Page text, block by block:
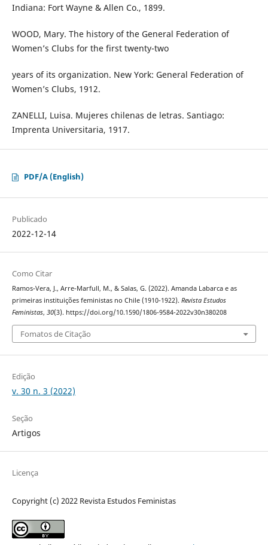
Indiana: Fort Wayne & Allen Co., 1899.
WOOD, Mary. The history of the General Federation of
Women’s Clubs for the first twenty-two
years of its organization. New York: General Federation of
Women’s Clubs, 1912.
ZANELLI, Luisa. Mujeres chilenas de letras. Santiago:
Imprenta Universitaria, 1917.
PDF/A (English)
Publicado
2022-12-14
Como Citar
Ramos-Vera, J., Arre-Marfull, M., & Salas, G. (2022). Amanda Labarca e as
primeiras instituições feministas no Chile (1910-1922). Revista Estudos
Feministas, 30(3). https://doi.org/10.1590/1806-9584-2022v30n380208
Fomatos de Citação
Edição
v. 30 n. 3 (2022)
Seção
Artigos
Licença
Copyright (c) 2022 Revista Estudos Feministas